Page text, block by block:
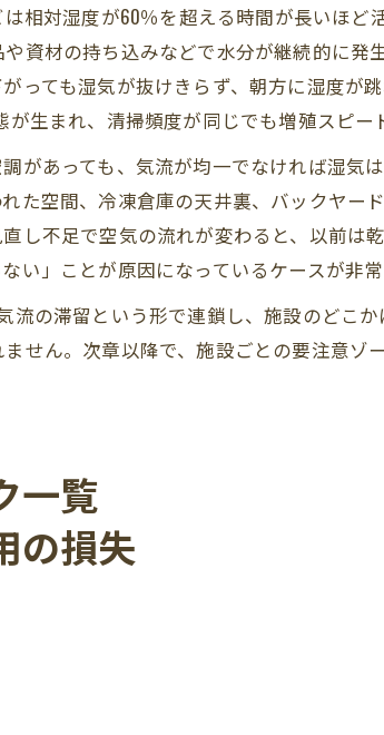
相対湿度が60％を超える時間が長いほど
資材の持ち込みなどで水分が継続的に発
っても湿気が抜けきらず、朝方に湿度が
生まれ、清掃頻度が同じでも増殖スピー
あっても、気流が均一でなければ湿気
た空間、冷凍倉庫の天井裏、バックヤー
し不足で空気の流れが変わると、以前は
」ことが原因になっているケースが非常
の滞留という形で連鎖し、施設のどこか
せん。次章以降で、施設ごとの要注意ゾ
一覧
の損失